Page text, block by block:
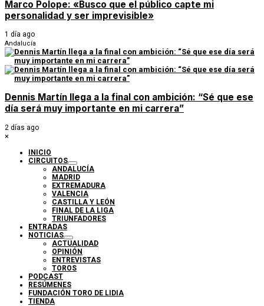
Marco Polope: «Busco que el público capte mi
personalidad y ser imprevisible»
1 día ago
Andalucía
Dennis Martín llega a la final con ambición: “Sé que ese
día será muy importante en mi carrera”
2 días ago
×
INICIO
CIRCUITOS
ANDALUCÍA
MADRID
EXTREMADURA
VALENCIA
CASTILLA Y LEÓN
FINAL DE LA LIGA
TRIUNFADORES
ENTRADAS
NOTICIAS
ACTUALIDAD
OPINIÓN
ENTREVISTAS
TOROS
PODCAST
RESÚMENES
FUNDACIÓN TORO DE LIDIA
TIENDA